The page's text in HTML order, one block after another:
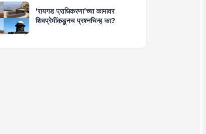
‘रायगड प्राधिकरणा’च्या कामावर
शिवप्रेमींकडूनच प्रश्नचिन्ह का?